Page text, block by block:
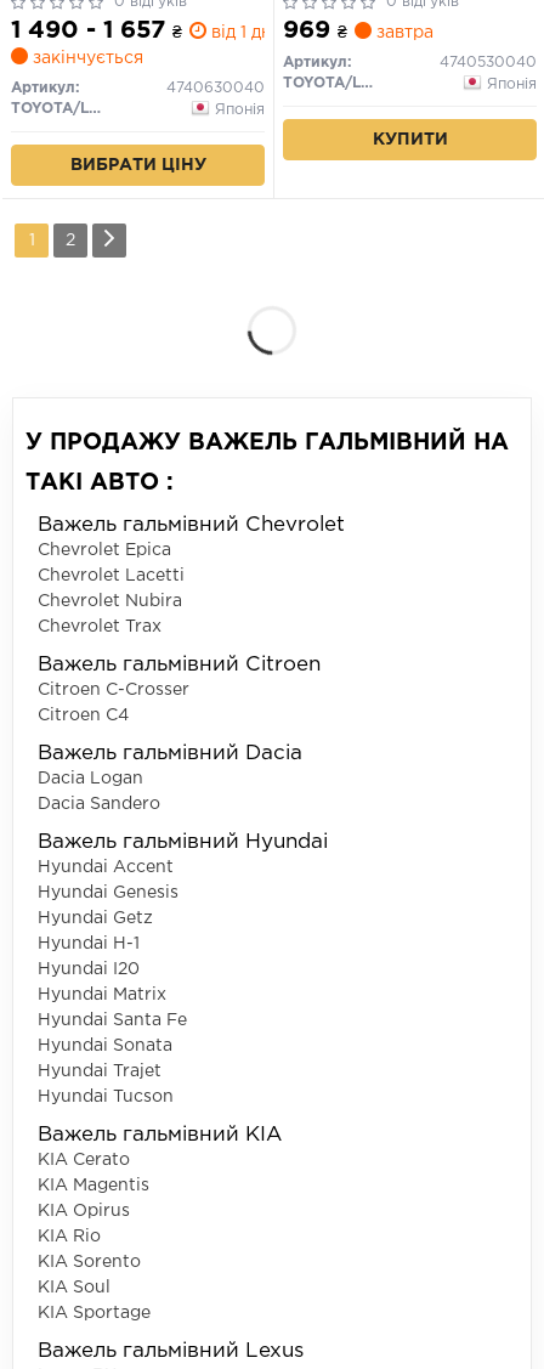
1 490 - 1 657 ₴
від 1 дн.
закінчується
Артикул:
4740630040
TOYOTA/LEXUS
Японія
ВИБРАТИ ЦІНУ
969 ₴ завтра
Артикул:
4740530040
TOYOTA/LEXUS
Японія
КУПИТИ
2
У ПРОДАЖУ ВАЖЕЛЬ ГАЛЬМІВНИЙ НА
ТАКІ АВТО :
Важель гальмівний Chevrolet
Chevrolet Epica
Chevrolet Lacetti
Chevrolet Nubira
Chevrolet Trax
Важель гальмівний Citroen
Citroen C-Crosser
Citroen C4
Важель гальмівний Dacia
Dacia Logan
Dacia Sandero
Важель гальмівний Hyundai
Hyundai Accent
Hyundai Genesis
Hyundai Getz
Hyundai H-1
Hyundai I20
Hyundai Matrix
Hyundai Santa Fe
Hyundai Sonata
Hyundai Trajet
Hyundai Tucson
Важель гальмівний KIA
KIA Cerato
KIA Magentis
KIA Opirus
KIA Rio
KIA Sorento
KIA Soul
KIA Sportage
Важель гальмівний Lexus